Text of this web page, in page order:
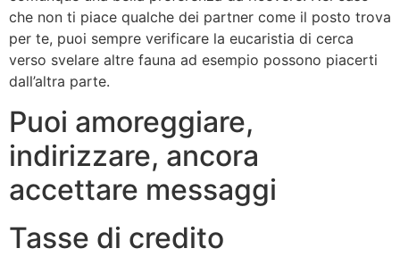
che non ti piace qualche dei partner come il posto trova
per te, puoi sempre verificare la eucaristia di cerca
verso svelare altre fauna ad esempio possono piacerti
dall’altra parte.
Puoi amoreggiare,
indirizzare, ancora
accettare messaggi
Tasse di credito